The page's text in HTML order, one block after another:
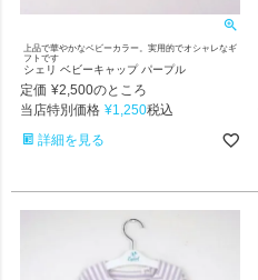
上品で華やかなベビーカラー。実用的でオシャレなギ
フトです
シェリ ベビーキャップ パープル
定価 ¥2,500のところ
当店特別価格 ¥1,250税込
詳細を見る